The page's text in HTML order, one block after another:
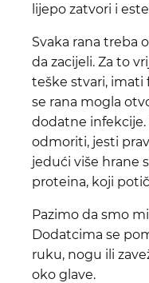
lijepo zatvori i
Svaka rana treba
da zacijeli. Za to
teške stvari, imati
se rana mogla
dodatne infekcije.
odmoriti, jesti
jedući više hrane
proteina, koji
Pazimo da smo
Dodatcima se
ruku, nogu ili
oko glave.